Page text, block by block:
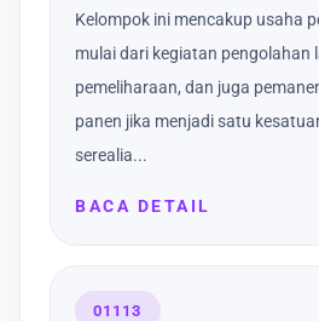
Kelompok ini mencakup usaha
mulai dari kegiatan pengolahan
pemeliharaan, dan juga
panen jika menjadi satu
serealia...
BACA DETAIL
01113